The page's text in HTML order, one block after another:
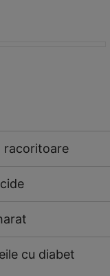
racoritoare
cu diabet